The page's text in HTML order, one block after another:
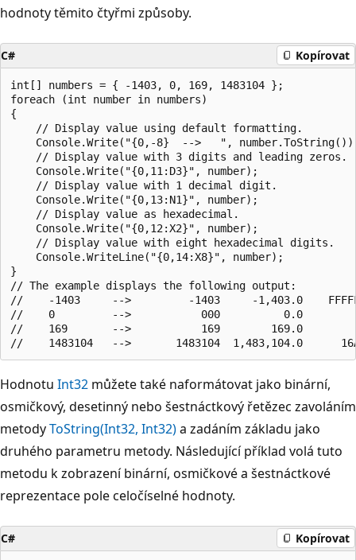
hodnoty těmito čtyřmi způsoby.
C# Kopírovat
int[] numbers = { -1403, 0, 169, 1483104 };
foreach (int number in numbers)
{
    // Display value using default formatting.
Console.Write("{0,-8}  -->   ",
    // Display value with 3 digits and leading zeros.
    Console.Write("{0,11:D3}", number);
    // Display value with 1 decimal digit.
    Console.Write("{0,13:N1}", number);
    // Display value as hexadecimal.
    Console.Write("{0,12:X2}", number);
    // Display value with eight hexadecimal digits.
    Console.WriteLine("{0,14:X8}", number);
}
// The example displays the following output:
//    -1403     -->         -1403     -1,403.0
//    0         -->           000          0.0
//    169       -->           169        169.0
Hodnotu Int32 můžete také naformátovat jako binární,
osmičkový, desetinný nebo šestnáctkový řetězec zavoláním
metodyToString(Int32, Int32)a zadáním základu jako
druhého parametru metody. Následující příklad volá tuto
metodu k zobrazení binární, osmičkové a šestnáctkové
reprezentace pole celočíselné hodnoty.
C# Kopírovat